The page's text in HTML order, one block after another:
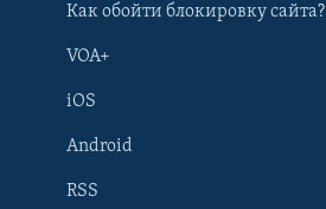
Как обойти блокировку сайта?
VOA+
iOS
Android
RSS